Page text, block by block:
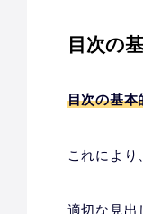
目次の
目次の基本
これにより
適切な見出